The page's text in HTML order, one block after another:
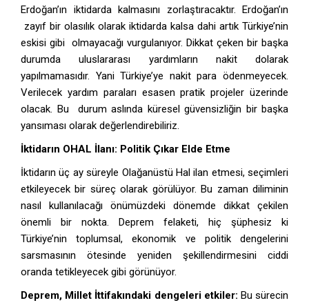
Erdoğan’ın iktidarda kalmasını zorlaştıracaktır. Erdoğan’ın
zayıf bir olasılık olarak iktidarda kalsa dahi artık Türkiye’nin
eskisi gibi olmayacağı vurgulanıyor. Dikkat çeken bir başka
durumda uluslararası yardımların nakit dolarak
yapılmamasıdır. Yani Türkiye’ye nakit para ödenmeyecek.
Verilecek yardım paraları esasen pratik projeler üzerinde
olacak. Bu durum aslında küresel güvensizliğin bir başka
yansıması olarak değerlendirebiliriz.
İktidarın OHAL İlanı: Politik Çıkar Elde Etme
İktidarın üç ay süreyle Olağanüstü Hal ilan etmesi, seçimleri
etkileyecek bir süreç olarak görülüyor. Bu zaman diliminin
nasıl kullanılacağı önümüzdeki dönemde dikkat çekilen
önemli bir nokta. Deprem felaketi, hiç şüphesiz ki
Türkiye’nin toplumsal, ekonomik ve politik dengelerini
sarsmasının ötesinde yeniden şekillendirmesini ciddi
oranda tetikleyecek gibi görünüyor.
Deprem, Millet İttifakındaki dengeleri etkiler: Bu sürecin